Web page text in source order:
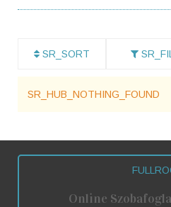
SR_SORT
SR_HUB_NOTHING_FOUND
Online